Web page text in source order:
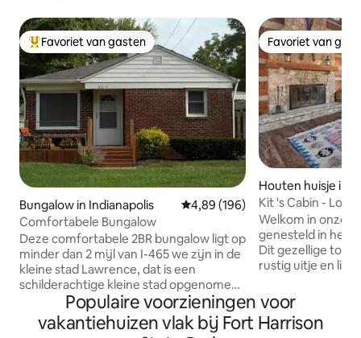
Topfavoriet van gasten
Favoriet van gasten
Bungalow in Indianapolis Gemiddelde beoordeling van
4,89 (196)
Comfortabele Bungalow
Deze comfortabele 2BR bungalow ligt op
minder dan 2 mijl van I-465 we zijn in de
kleine stad Lawrence, dat is een
schilderachtige kleine stad opgenomen
in Indianapolis Het is 1 mijl ten zuiden van
Historic Ft. Harrison State Park. 3
minuten naar ITT, het IU Medical Center,
Favoriet van
Favoriet van
Houten huisje in
Kit 's Cabin - Log
Indianapolis
Welkom in onze 150
genesteld in het
Dit gezellige
rustig uitje en ligt
gemakken en op
het centrum. Stap binnen en word
begroet door de
Populaire voorzieningen voor
vakantiehuizen vlak bij Fort Harrison